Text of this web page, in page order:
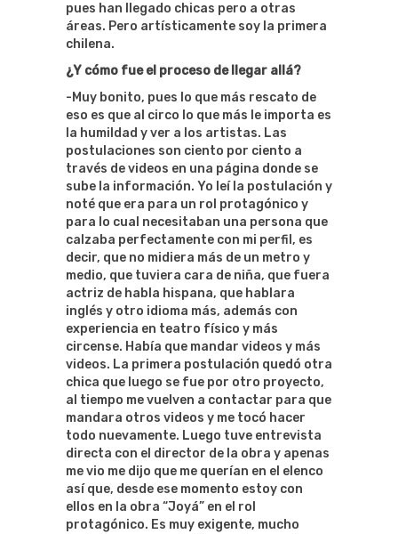
pues han llegado chicas pero a otras
áreas. Pero artísticamente soy la primera
chilena.
¿Y cómo fue el proceso de llegar allá?
-Muy bonito, pues lo que más rescato de
eso es que al circo lo que más le importa es
la humildad y ver a los artistas. Las
postulaciones son ciento por ciento a
través de videos en una página donde se
sube la información. Yo leí la postulación y
noté que era para un rol protagónico y
para lo cual necesitaban una persona que
calzaba perfectamente con mi perfil, es
decir, que no midiera más de un metro y
medio, que tuviera cara de niña, que fuera
actriz de habla hispana, que hablara
inglés y otro idioma más, además con
experiencia en teatro físico y más
circense. Había que mandar videos y más
videos. La primera postulación quedó otra
chica que luego se fue por otro proyecto,
al tiempo me vuelven a contactar para que
mandara otros videos y me tocó hacer
todo nuevamente. Luego tuve entrevista
directa con el director de la obra y apenas
me vio me dijo que me querían en el elenco
así que, desde ese momento estoy con
ellos en la obra “Joyá” en el rol
protagónico. Es muy exigente, mucho